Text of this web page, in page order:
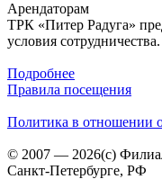
Арендаторам
ТРК «Питер Радуга»
условия сотрудничества.
Подробнее
Правила посещения
Политика в отношении
© 2007 — 2026(c)
Санкт-Петербурге, РФ